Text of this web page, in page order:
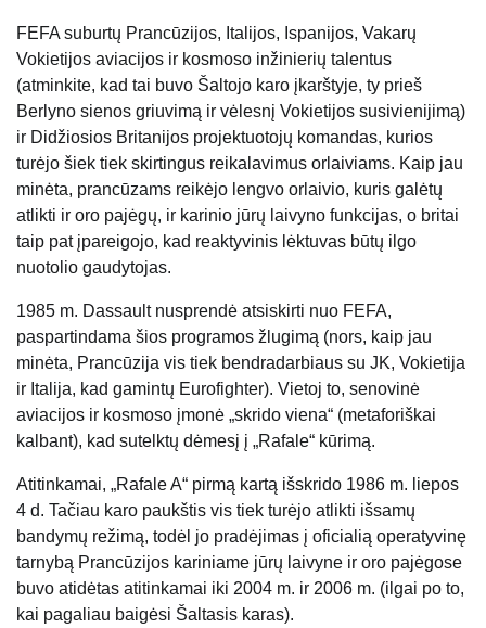
FEFA suburtų Prancūzijos, Italijos, Ispanijos, Vakarų
Vokietijos aviacijos ir kosmoso inžinierių talentus
(atminkite, kad tai buvo Šaltojo karo įkarštyje, ty prieš
Berlyno sienos griuvimą ir vėlesnį Vokietijos susivienijimą)
ir Didžiosios Britanijos projektuotojų komandas, kurios
turėjo šiek tiek skirtingus reikalavimus orlaiviams. Kaip jau
minėta, prancūzams reikėjo lengvo orlaivio, kuris galėtų
atlikti ir oro pajėgų, ir karinio jūrų laivyno funkcijas, o britai
taip pat įpareigojo, kad reaktyvinis lėktuvas būtų ilgo
nuotolio gaudytojas.
1985 m. Dassault nusprendė atsiskirti nuo FEFA,
paspartindama šios programos žlugimą (nors, kaip jau
minėta, Prancūzija vis tiek bendradarbiaus su JK, Vokietija
ir Italija, kad gamintų Eurofighter). Vietoj to, senovinė
aviacijos ir kosmoso įmonė „skrido viena“ (metaforiškai
kalbant), kad sutelktų dėmesį į „Rafale“ kūrimą.
Atitinkamai, „Rafale A“ pirmą kartą išskrido 1986 m. liepos
4 d. Tačiau karo paukštis vis tiek turėjo atlikti išsamų
bandymų režimą, todėl jo pradėjimas į oficialią operatyvinę
tarnybą Prancūzijos kariniame jūrų laivyne ir oro pajėgose
buvo atidėtas atitinkamai iki 2004 m. ir 2006 m. (ilgai po to,
kai pagaliau baigėsi Šaltasis karas).